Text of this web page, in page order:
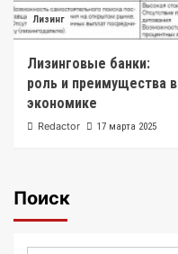
Лизинг
Лизинговые банки:
роль и преимущества в
экономике
Redactor 17 марта 2025
Поиск